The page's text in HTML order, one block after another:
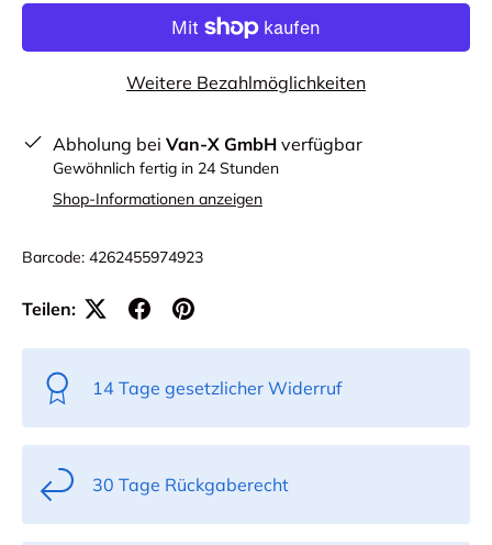
Weitere Bezahlmöglichkeiten
Abholung bei Van-X GmbH verfügbar
Gewöhnlich fertig in 24 Stunden
Shop-Informationen anzeigen
Barcode: 4262455974923
Teilen:
14 Tage gesetzlicher Widerruf
30 Tage Rückgaberecht